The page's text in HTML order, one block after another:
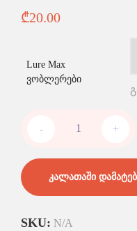
₾20.00
Lure Max
ვობლერები
- +
ᲙᲐᲚᲐᲗᲐᲨᲘ
SKU: N/A